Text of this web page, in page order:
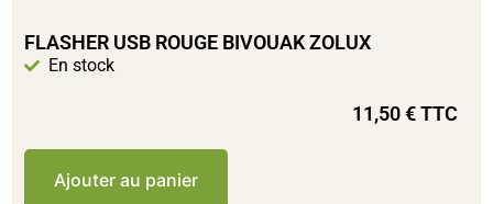
FLASHER USB ROUGE BIVOUAK ZOLUX
En stock
11,50€TTC
Ajouter au panier